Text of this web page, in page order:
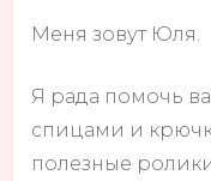
Меня зовут Юля.
Я рада помочь
спицами и
полезные